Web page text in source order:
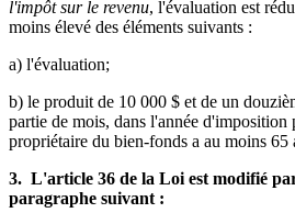
l'impôt sur le revenu, l'évaluation est
moins élevé des éléments suivants :
a) l'évaluation;
b) le produit de 10 000 $ et de un
partie de mois, dans l'année d'imposition
propriétaire du bien-fonds a au moins 65
3. L'article 36 de la Loi est modifié
paragraphe suivant :